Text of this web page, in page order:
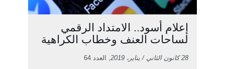
إعلام أسود.. الامتداد الرقمي
لساحات العنف وخطاب الكراهية
28 كانون الثاني / يناير، 2019 , العدد 64